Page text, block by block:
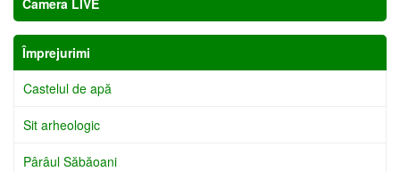
Camera LIVE
Împrejurimi
Castelul de apă
Sit arheologic
Pârâul Săbăoani